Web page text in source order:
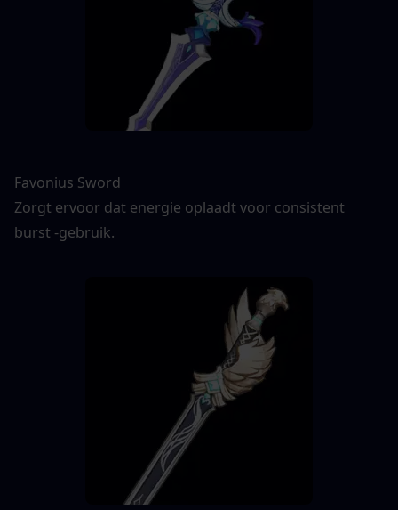
Favonius Sword
Zorgt ervoor dat energie oplaadt voor consistent
burst -gebruik.